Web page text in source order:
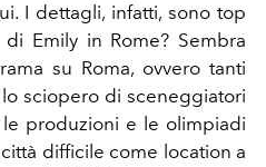
I dettagli, infatti, sono top
Emily in Rome? Sembra
su Roma, ovvero tanti
o sciopero di sceneggiatori
produzioni e le olimpiadi
difficile come location a